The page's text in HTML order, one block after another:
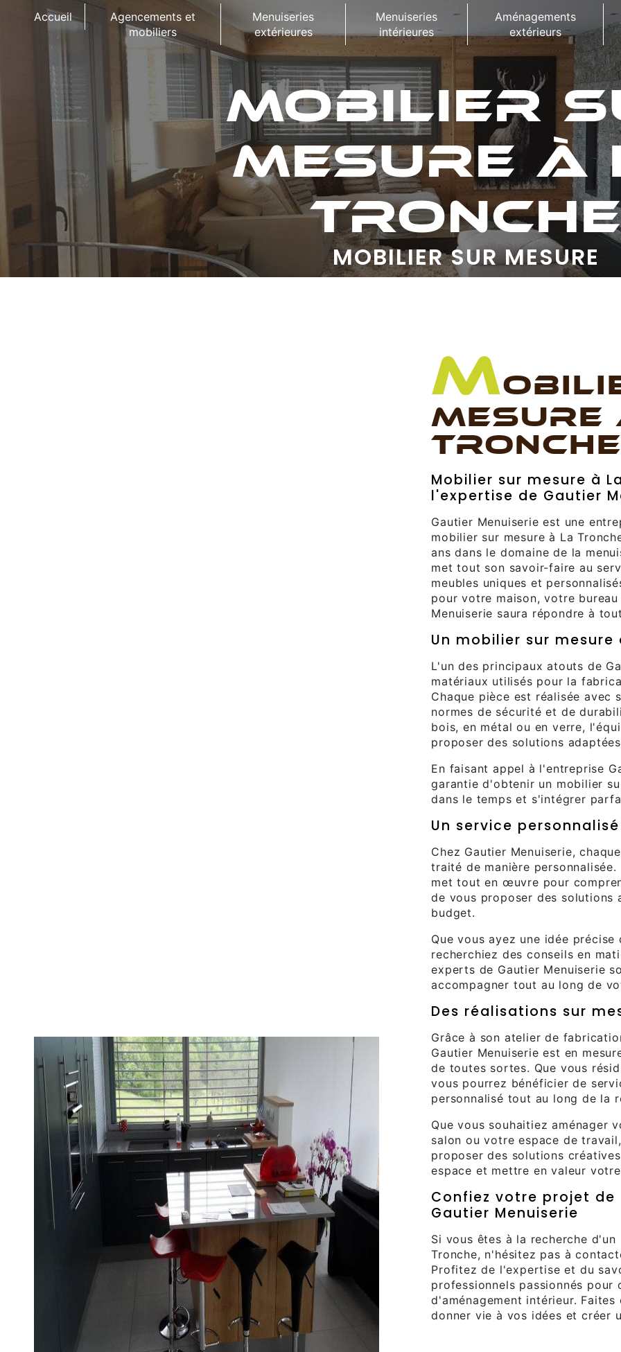
Accueil
Agencements et
mobiliers
Menuiseries
extérieures
Menuiseries
intérieures
Aménagements
extérieurs
MOBILIER
MESURE À
TRONCHE
MOBILIER SUR MESURE
M
MESURE
Mobilier sur mesure à
l'expertise de Gautier
Gautier Menuiserie est une
mobilier sur mesure à La
ans dans le domaine de la
met tout son savoir-faire au
meubles uniques et
pour votre maison, votre
Menuiserie saura répondre à
Un mobilier sur
L'un des principaux atouts de
matériaux utilisés pour la
Chaque pièce est réalisée avec
normes de sécurité et de
bois, en métal ou en verre,
proposer des solutions
En faisant appel à l'entreprise
garantie d'obtenir un mobilier
dans le temps et s'intégrer
Un service personnalisé
Chez Gautier Menuiserie,
traité de manière
met tout en œuvre pour
de vous proposer des
budget.
Que vous ayez une idée
recherchiez des conseils en
experts de Gautier Menuiserie
accompagner tout au long de
Des réalisations sur
Grâce à son atelier de
Gautier Menuiserie est en
de toutes sortes. Que vous
vous pourrez bénéficier de
personnalisé tout au long de la
Que vous souhaitiez aménager
salon ou votre espace de
proposer des solutions
espace et mettre en valeur
Confiez votre projet
Gautier Menuiserie
Si vous êtes à la recherche
Tronche, n'hésitez pas à
Profitez de l'expertise et du
professionnels passionnés
d'aménagement intérieur.
donner vie à vos idées et créer
Panneau de gestion des cookies